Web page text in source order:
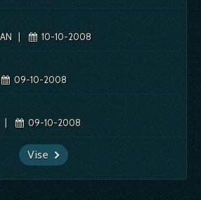
| 10-10-2008
09-10-2008
| 09-10-2008
Vise